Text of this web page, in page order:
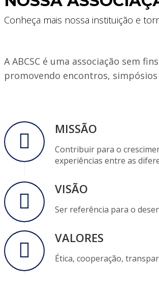
Conheça mais nossa instituição e
A ABCSC é uma associação sem
promovendo encontros, simpósios
MISSÃO
Contribuir para o
experiências entre as
VISÃO
Ser referência para o
VALORES
Ética, cooperação,